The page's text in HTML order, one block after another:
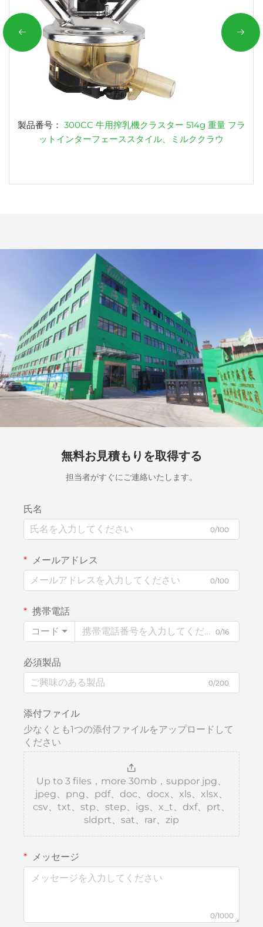
製品番号： 300CC 牛用搾乳機クラスター 514g 重量 フラ
ットインターフェーススタイル、ミルククラウ
無料お見積もりを取得する
担当者がすぐにご連絡いたします。
氏名
0/100
メールアドレス
0/100
携帯電話
コード
0/16
必須製品
0/200
添付ファイル
少なくとも1つの添付ファイルをアップロードして
ください
Up to 3 files，more 30mb，suppor jpg、
jpeg、png、pdf、doc、docx、xls、xlsx、
csv、txt、stp、step、igs、x_t、dxf、prt、
sldprt、sat、rar、zip
メッセージ
0/1000